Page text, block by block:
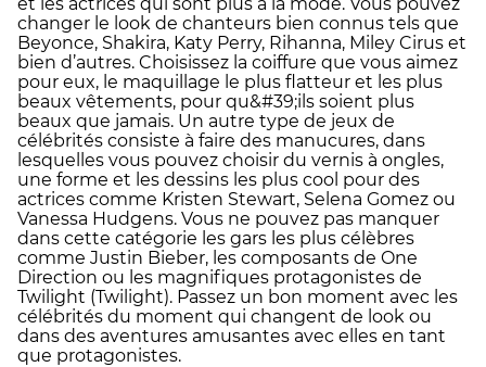
changer le look de chanteurs bien connus tels que
Beyonce, Shakira, Katy Perry, Rihanna, Miley Cirus et
bien d’autres. Choisissez la coiffure que vous aimez
pour eux, le maquillage le plus flatteur et les plus
beaux vêtements, pour qu&#39;ils soient plus
beaux que jamais. Un autre type de jeux de
célébrités consiste à faire des manucures, dans
lesquelles vous pouvez choisir du vernis à ongles,
une forme et les dessins les plus cool pour des
actrices comme Kristen Stewart, Selena Gomez ou
Vanessa Hudgens. Vous ne pouvez pas manquer
dans cette catégorie les gars les plus célèbres
comme Justin Bieber, les composants de One
Direction ou les magnifiques protagonistes de
Twilight (Twilight). Passez un bon moment avec les
célébrités du moment qui changent de look ou
dans des aventures amusantes avec elles en tant
que protagonistes.